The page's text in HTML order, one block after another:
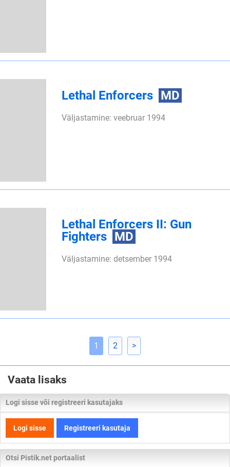
Lethal Enforcers MD
Väljastamine: veebruar 1994
Lethal Enforcers II: Gun
Fighters MD
Väljastamine: detsember 1994
1 2 >
Vaata lisaks
Logi sisse või registreeri kasutajaks
Logi sisse Registreeri kasutaja
Otsi Pistik.net portaalist